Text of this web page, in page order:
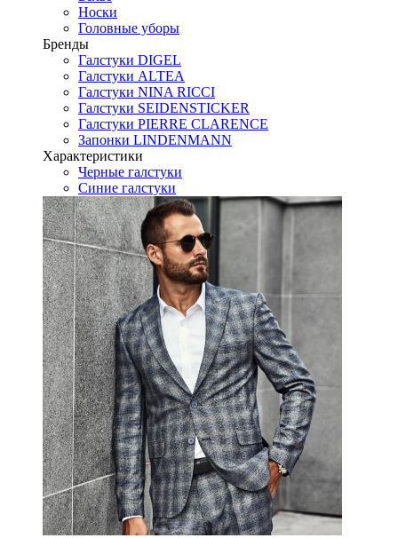
Носки
Головные уборы
Бренды
Галстуки DIGEL
Галстуки ALTEA
Галстуки NINA RICCI
Галстуки SEIDENSTICKER
Галстуки PIERRE CLARENCE
Запонки LINDENMANN
Характеристики
Черные галстуки
Синие галстуки